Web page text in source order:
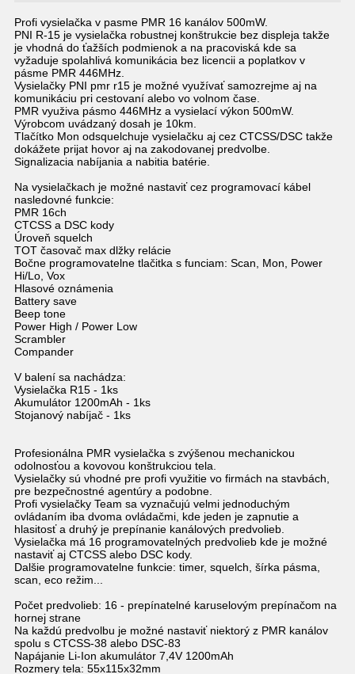
Profi vysielačka v pasme PMR 16 kanálov 500mW.
PNI R-15 je vysielačka robustnej konštrukcie bez displeja takže
je vhodná do ťažších podmienok a na pracoviská kde sa
vyžaduje spolahlivá komunikácia bez licencii a poplatkov v
pásme PMR 446MHz.
Vysielačky PNI pmr r15 je možné využívať samozrejme aj na
komunikáciu pri cestovaní alebo vo volnom čase.
PMR využiva pásmo 446MHz a vysielací výkon 500mW.
Výrobcom uvádzaný dosah je 10km.
Tlačítko Mon odsquelchuje vysielačku aj cez CTCSS/DSC takže
dokážete prijat hovor aj na zakodovanej predvolbe.
Signalizacia nabíjania a nabitia batérie.
Na vysielačkach je možné nastaviť cez programovací kábel
nasledovné funkcie:
PMR 16ch
CTCSS a DSC kody
Úroveň squelch
TOT časovač max dlžky relácie
Bočne programovatelne tlačitka s funciam: Scan, Mon, Power
Hi/Lo, Vox
Hlasové oznámenia
Battery save
Beep tone
Power High / Power Low
Scrambler
Compander
V balení sa nachádza:
Vysielačka R15 - 1ks
Akumulátor 1200mAh - 1ks
Stojanový nabíjač - 1ks
Profesionálna PMR vysielačka s zvýšenou mechanickou
odolnosťou a kovovou konštrukciou tela.
Vysielačky sú vhodné pre profi využitie vo firmách na stavbách,
pre bezpečnostné agentúry a podobne.
Profi vysielačky Team sa vyznačujú velmi jednoduchým
ovládaním iba dvoma ovládačmi, kde jeden je zapnutie a
hlasitosť a druhý je prepínanie kanálových predvolieb.
Vysielačka má 16 programovatelných predvolieb kde je možné
nastaviť aj CTCSS alebo DSC kody.
Dalšie programovatelne funkcie: timer, squelch, šírka pásma,
scan, eco režim...
Počet predvolieb: 16 - prepínatelné karuselovým prepínačom na
hornej strane
Na každú predvolbu je možné nastaviť niektorý z PMR kanálov
spolu s CTCSS-38 alebo DSC-83
Napájanie Li-Ion akumulátor 7,4V 1200mAh
Rozmery tela: 55x115x32mm